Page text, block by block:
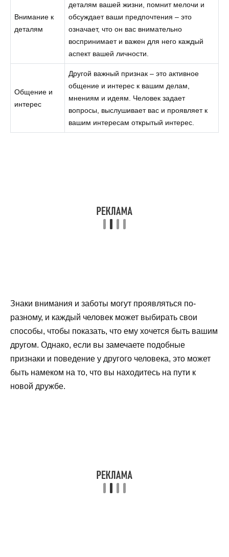
Внимание к
деталям
деталям вашей жизни, помнит мелочи и
обсуждает ваши предпочтения – это
означает, что он вас внимательно
воспринимает и важен для него каждый
аспект вашей личности.
Общение и
интерес
Другой важный признак – это активное
общение и интерес к вашим делам,
мнениям и идеям. Человек задает
вопросы, выслушивает вас и проявляет к
вашим интересам открытый интерес.
Знаки внимания и заботы могут проявляться по-
разному, и каждый человек может выбирать свои
способы, чтобы показать, что ему хочется быть вашим
другом. Однако, если вы замечаете подобные
признаки и поведение у другого человека, это может
быть намеком на то, что вы находитесь на пути к
новой дружбе.